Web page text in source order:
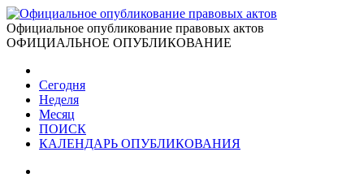
Официальное опубликование правовых актов
ОФИЦИАЛЬНОЕ ОПУБЛИКОВАНИЕ
Сегодня
Неделя
Месяц
ПОИСК
КАЛЕНДАРЬ ОПУБЛИКОВАНИЯ